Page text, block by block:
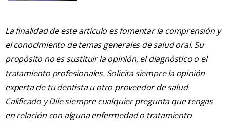
La finalidad de este artículo es fomentar la comprensión y
el conocimiento de temas generales de salud oral. Su
propósito no es sustituir la opinión, el diagnóstico o el
tratamiento profesionales. Solicita siempre la opinión
experta de tu dentista u otro proveedor de salud
Calificado y Dile siempre cualquier pregunta que tengas
en relación con alguna enfermedad o tratamiento